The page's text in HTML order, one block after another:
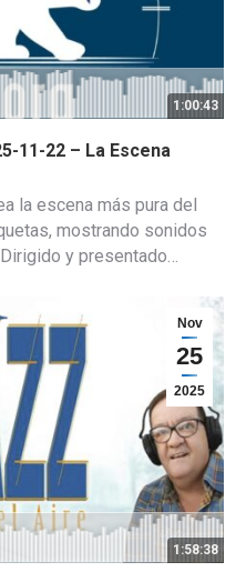
1:00:43
11-22 – La Escena
la escena más pura del
mostrando sonidos
y presentado…
Nov
25
2025
1:58:38